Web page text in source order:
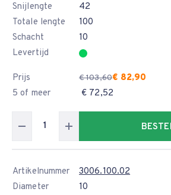
Snijlengte
42
Totale lengte
100
Schacht
10
Levertijd
Prijs € 103,60€ 82,90
5 of meer
€ 72,52
Artikelnummer
3006.100.02
Diameter
10